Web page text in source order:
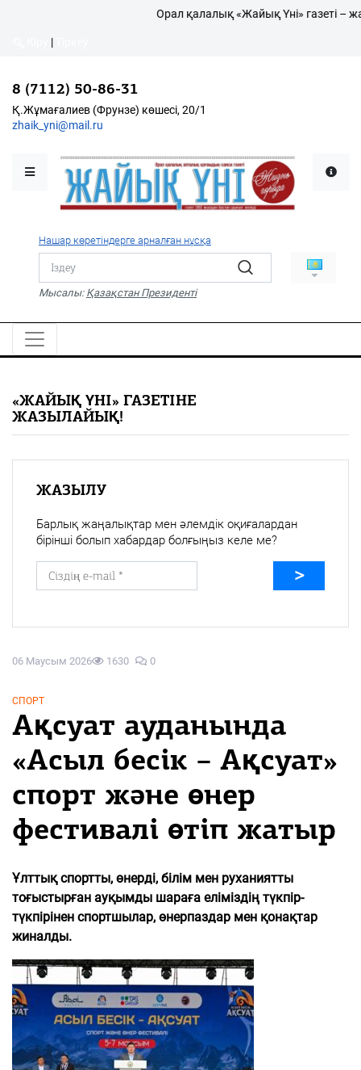
Қалалықтар қаперіне
Қоғам
Дені сау ұлт
Спорт
Жалын
PDF
«Жайық үні» — 33 жыл
Каталог
Қ.Жұмағалиев (Фрунзе)
Орал қалалық «Жайық Үні» газеті –
|
8 (7112) 50-86-31
Қ.Жұмағалиев (Фрунзе) көшесі, 20/1
zhaik_yni@mail.ru
Нашар көретіндерге арналған нұсқа
Мысалы: Қазақстан Президенті
06 Маусым 2026 1630 0
СПОРТ
Ақсуат ауданында
«Асыл бесік – Ақсуат»
спорт және өнер
фестивалі өтіп жатыр
Ұлттық спортты, өнерді, білім мен руханиятты
тоғыстырған ауқымды шараға еліміздің түкпір-
түкпірінен спортшылар, өнерпаздар мен қонақтар
жиналды.
«ЖАЙЫҚ ҮНІ» ГАЗЕТІНЕ
ЖАЗЫЛАЙЫҚ!
ЖАЗЫЛУ
Барлық жаңалықтар мен әлемдік оқиғалардан
бірінші болып хабардар болғыңыз келе ме?